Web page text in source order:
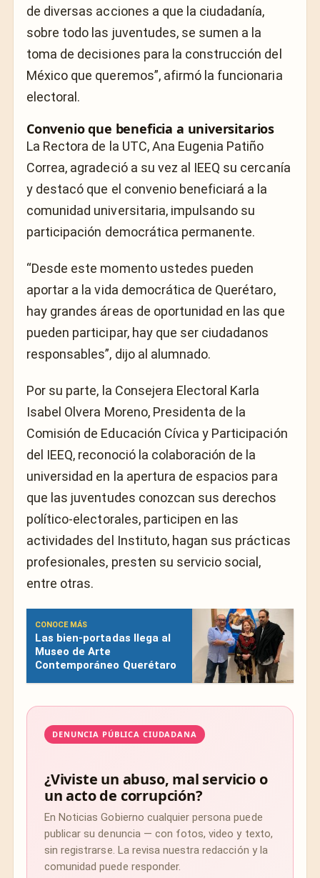
de diversas acciones a que la ciudadanía,
sobre todo las juventudes, se sumen a la
toma de decisiones para la construcción del
México que queremos”, afirmó la funcionaria
electoral.
Convenio que beneficia a universitarios
La Rectora de la UTC, Ana Eugenia Patiño
Correa, agradeció a su vez al IEEQ su cercanía
y destacó que el convenio beneficiará a la
comunidad universitaria, impulsando su
participación democrática permanente.
“Desde este momento ustedes pueden
aportar a la vida democrática de Querétaro,
hay grandes áreas de oportunidad en las que
pueden participar, hay que ser ciudadanos
responsables”, dijo al alumnado.
Por su parte, la Consejera Electoral Karla
Isabel Olvera Moreno, Presidenta de la
Comisión de Educación Cívica y Participación
del IEEQ, reconoció la colaboración de la
universidad en la apertura de espacios para
que las juventudes conozcan sus derechos
político-electorales, participen en las
actividades del Instituto, hagan sus prácticas
profesionales, presten su servicio social,
entre otras.
CONOCE MÁS
Las bien-portadas llega al
Museo de Arte
Contemporáneo Querétaro
DENUNCIA PÚBLICA CIUDADANA
¿Viviste un abuso, mal servicio o
un acto de corrupción?
En Noticias Gobierno cualquier persona puede
publicar su denuncia — con fotos, video y texto,
sin registrarse. La revisa nuestra redacción y la
comunidad puede responder.